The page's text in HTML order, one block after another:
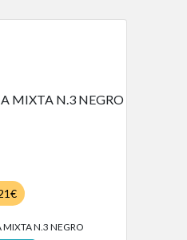
MIXTA N.3 NEGRO